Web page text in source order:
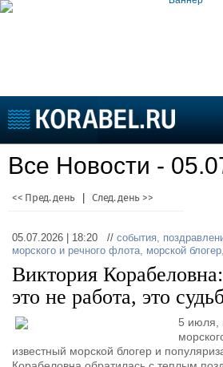
Судоходство
Судоремонт
Пресс-релизы
Рыболовство
ВМФ
Образование
Яхты и катера
Судостроение
Новости
Торговая
Доска
Продажа
Все Новости -
<< Пред. день След. день >>
05.07.2026 | 18:20 // события,
морского и речного флота, морской блогер,
Виктория
это не работа, это
5 июля,
известный морской блогер и